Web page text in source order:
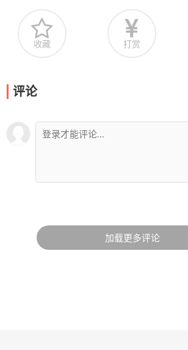
收藏 打赏
评论
加载更多评论